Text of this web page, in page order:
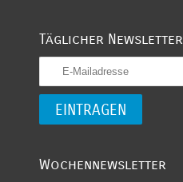
Täglicher Newsletter
Wochennewsletter